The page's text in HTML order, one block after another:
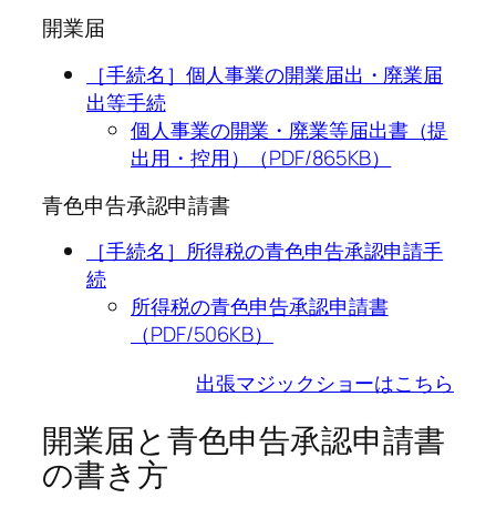
開業届
［手続名］個人事業の開業届出・廃業届
出等手続
個人事業の開業・廃業等届出書（提
出用・控用）（PDF/865KB）
青色申告承認申請書
［手続名］所得税の青色申告承認申請手
続
所得税の青色申告承認申請書
（PDF/506KB）
出張マジックショーはこちら
開業届と青色申告承認申請書
の書き方